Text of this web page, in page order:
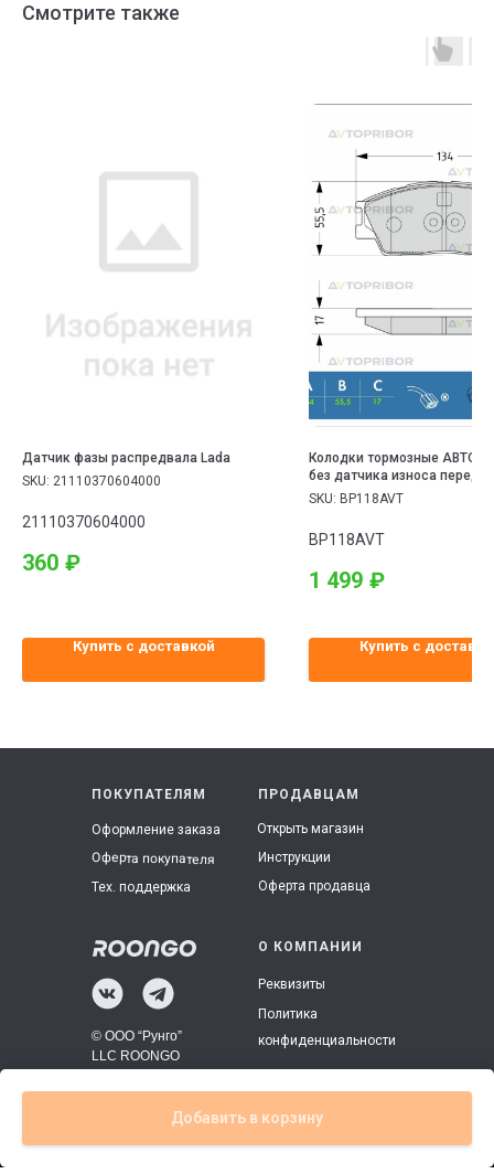
Добавить в корзину
Смотрите также
Датчик фазы распредвала Lada
SKU: 21110370604000
21110370604000
360 ₽
Купить с доставкой
Колодки тормозные
без датчика износа
Soul III (19-)
SKU: BP118AVT
BP118AVT
1 499 ₽
Купить с
ПРОДАВЦАМ
Оферта продавца
Инструкции
Открыть магазин
ПОКУПАТЕЛЯМ
Тех. поддержка
Оферта покупателя
Оформление заказа
О КОМПАНИИ
Политика
конфиденциальности
Реквизиты
© ООО “Рунго”
LLC ROONGO